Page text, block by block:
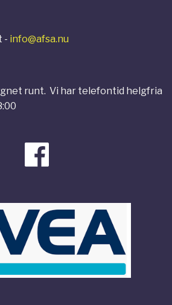
- info@afsa.nu
runt. Vi har telefontid helgfria